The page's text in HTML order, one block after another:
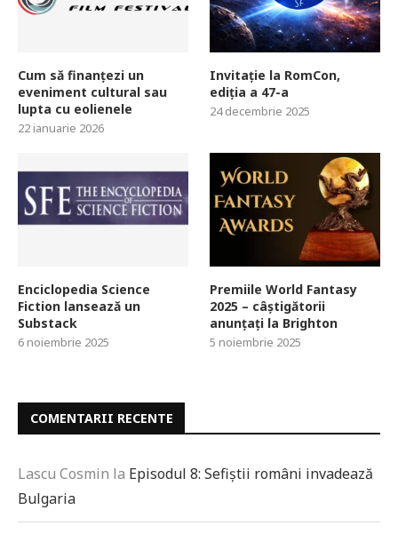
Cum să finanțezi un
eveniment cultural sau
lupta cu eolienele
22 ianuarie 2026
Invitație la RomCon,
ediția a 47-a
24 decembrie 2025
Enciclopedia Science
Fiction lansează un
Substack
6 noiembrie 2025
Premiile World Fantasy
2025 – câștigătorii
anunțați la Brighton
5 noiembrie 2025
COMENTARII RECENTE
Lascu Cosmin la Episodul 8: Sefiștii români invadează
Bulgaria